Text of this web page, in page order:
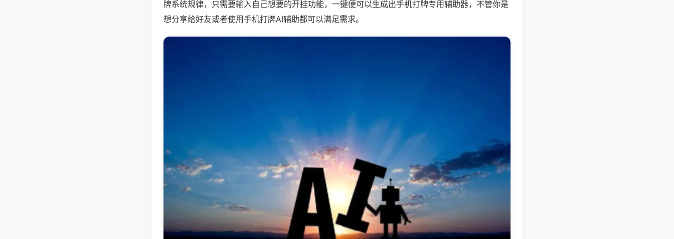
牌系统规律，只需要输入自己想要的开挂功能，一键便可以生成出手机打牌专用辅助器，不管你是
想分享给好友或者使用手机打牌AI辅助都可以满足需求。